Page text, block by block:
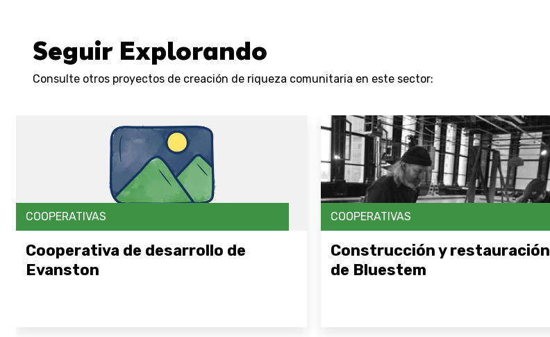
Seguir Explorando
Consulte otros proyectos de creación de riqueza comunitaria en este sector:
COOPERATIVAS
Cooperativa de desarrollo de
Evanston
COOPERATIVAS
Construcción y restauración
de Bluestem